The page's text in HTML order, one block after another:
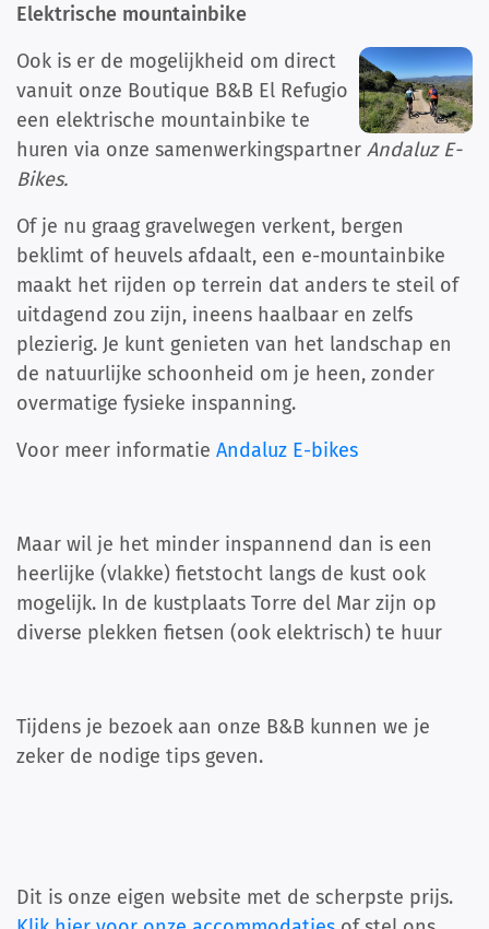
Elektrische mountainbike
Ook is er de mogelijkheid om direct
vanuit onze Boutique B&B El Refugio
een elektrische mountainbike te
huren via onze samenwerkingspartner Andaluz E-
Bikes.
Of je nu graag gravelwegen verkent, bergen
beklimt of heuvels afdaalt, een e-mountainbike
maakt het rijden op terrein dat anders te steil of
uitdagend zou zijn, ineens haalbaar en zelfs
plezierig. Je kunt genieten van het landschap en
de natuurlijke schoonheid om je heen, zonder
overmatige fysieke inspanning.
Voor meer informatie Andaluz E-bikes
Maar wil je het minder inspannend dan is een
heerlijke (vlakke) fietstocht langs de kust ook
mogelijk. In de kustplaats Torre del Mar zijn op
diverse plekken fietsen (ook elektrisch) te huur
Tijdens je bezoek aan onze B&B kunnen we je
zeker de nodige tips geven.
Dit is onze eigen website met de scherpste prijs.